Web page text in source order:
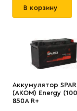
В корзину
Аккумулятор
(АKOM) Energy
850A R+